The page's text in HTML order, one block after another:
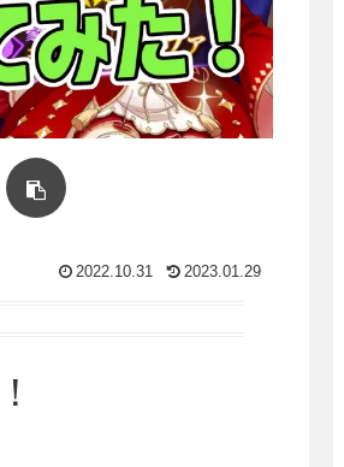
2022.10.31 2023.01.29